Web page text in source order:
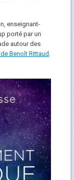
enseignant-
porté par un
autour des
Benoît Rittaud